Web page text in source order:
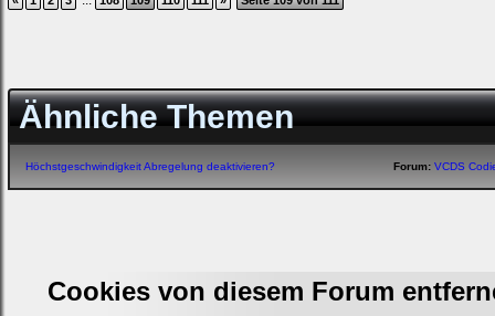
Ähnliche Themen
Höchstgeschwindigkeit Abregelung deaktivieren? Forum: VCDS
Cookies von diesem Forum